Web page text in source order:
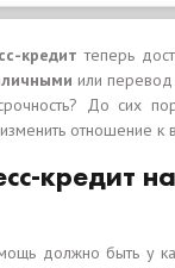
кредит теперь
или
До сих
отношение
кредит
должно быть у